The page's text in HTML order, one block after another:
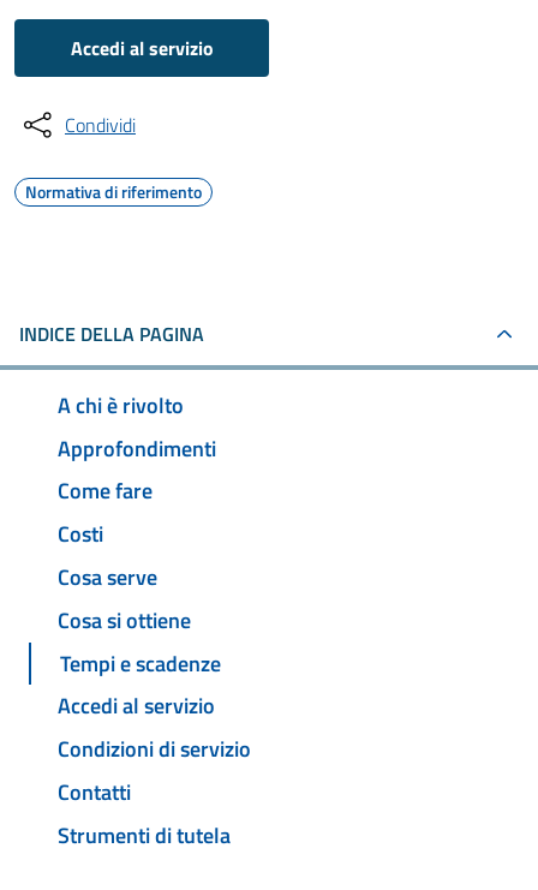
Accedi al servizio
Condividi
Normativa di riferimento
INDICE DELLA PAGINA
A chi è rivolto
Approfondimenti
Come fare
Costi
Cosa serve
Cosa si ottiene
Tempi e scadenze
Accedi al servizio
Condizioni di servizio
Contatti
Strumenti di tutela